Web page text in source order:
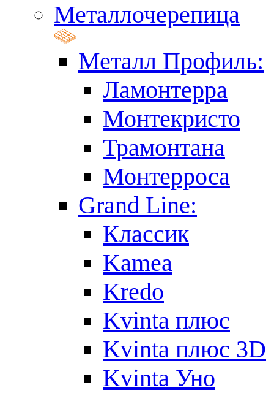
Металлочерепица
Металл Профиль:
Ламонтерра
Монтекристо
Трамонтана
Монтерроса
Grand Line:
Классик
Kamea
Kredo
Kvinta плюс
Kvinta плюс 3D
Kvinta Уно